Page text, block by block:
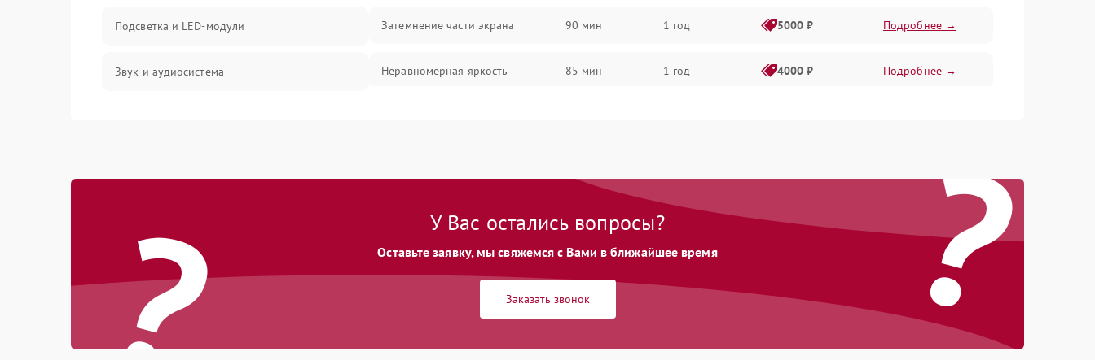
Подсветка и LED-модули
Звук и аудиосистема
Программное обеспечение
Корпус и механика
Пульт и управление
Затемнение части экрана 90 мин 1 год 5000 ₽ Подробнее →
Неравномерная яркость 85 мин 1 год 4000 ₽ Подробнее →
? ?
У Вас остались вопросы?
Оставьте заявку, мы свяжемся с Вами в ближайшее время
Заказать звонок